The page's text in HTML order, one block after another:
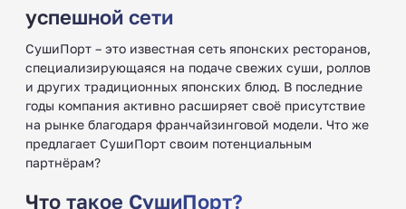
успешной сети
СушиПорт – это известная сеть японских ресторанов,
специализирующаяся на подаче свежих суши, роллов
и других традиционных японских блюд. В последние
годы компания активно расширяет своё присутствие
на рынке благодаря франчайзинговой модели. Что же
предлагает СушиПорт своим потенциальным
партнёрам?
Что такое СушиПорт?